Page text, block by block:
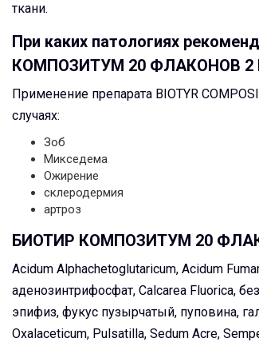
ткани.
При каких патологиях
КОМПОЗИТУМ 20 ФЛАКОНОВ 2
Применение препарата BIOTYR
случаях:
Зоб
Микседема
Ожирение
склеродермия
артроз
БИОТИР КОМПОЗИТУМ 20
Acidum Alphachetoglutaricum, Acidum
аденозинтрифосфат, Calcarea Fluorica,
эпифиз, фукус пузырчатый, пуповина,
Oxalaceticum, Pulsatilla, Sedum Acre,